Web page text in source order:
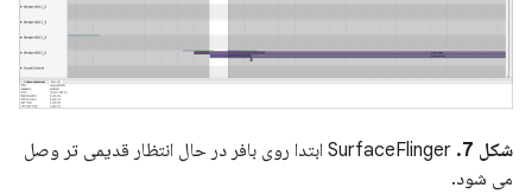
شکل 7.
SurfaceFlinger ابتدا روی بافر در حال انتظار قدیمی تر وصل
می شود.